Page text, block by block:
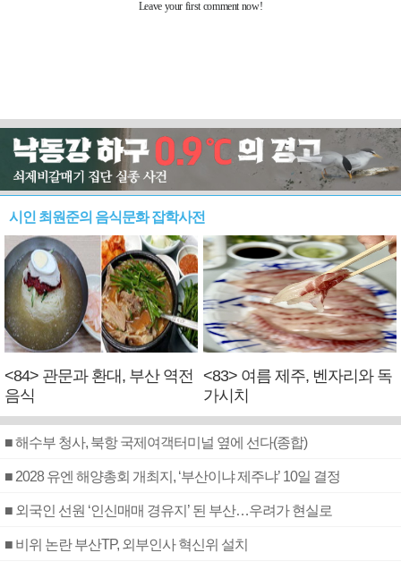
시인 최원준의 음식문화 잡학사전
<84> 관문과 환대, 부산 역전
음식
<83> 여름 제주, 벤자리와 독
가시치
■ 해수부 청사, 북항 국제여객터미널 옆에 선다(종합)
■ 2028 유엔 해양총회 개최지, ‘부산이냐 제주냐’ 10일 결정
■ 외국인 선원 ‘인신매매 경유지’ 된 부산…우려가 현실로
■ 비위 논란 부산TP, 외부인사 혁신위 설치